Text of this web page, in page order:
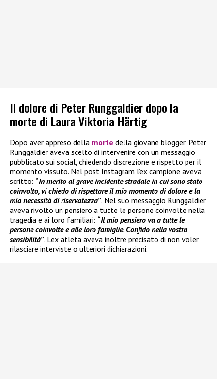
Il dolore di Peter Runggaldier dopo la
morte di Laura Viktoria Härtig
Dopo aver appreso della morte della giovane blogger, Peter
Runggaldier aveva scelto di intervenire con un messaggio
pubblicato sui social, chiedendo discrezione e rispetto per il
momento vissuto. Nel post Instagram l’ex campione aveva
scritto: “In merito al grave incidente stradale in cui sono stato
coinvolto, vi chiedo di rispettare il mio momento di dolore e la
mia necessità di riservatezza”. Nel suo messaggio Runggaldier
aveva rivolto un pensiero a tutte le persone coinvolte nella
tragedia e ai loro familiari: “Il mio pensiero va a tutte le
persone coinvolte e alle loro famiglie. Confido nella vostra
sensibilità”. L’ex atleta aveva inoltre precisato di non voler
rilasciare interviste o ulteriori dichiarazioni.